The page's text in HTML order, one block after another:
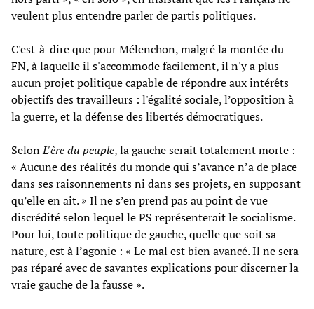
veulent plus entendre parler de partis politiques.
C'est-à-dire que pour Mélenchon, malgré la montée du
FN, à laquelle il s'accommode facilement, il n'y a plus
aucun projet politique capable de répondre aux intérêts
objectifs des travailleurs : l'égalité sociale, l’opposition à
la guerre, et la défense des libertés démocratiques.
SelonL'ère du peuple, la gauche serait totalement morte :
« Aucune des réalités du monde qui s’avance n’a de place
dans ses raisonnements ni dans ses projets, en supposant
qu’elle en ait. » Il ne s’en prend pas au point de vue
discrédité selon lequel le PS représenterait le socialisme.
Pour lui, toute politique de gauche, quelle que soit sa
nature, est à l’agonie : « Le mal est bien avancé. Il ne sera
pas réparé avec de savantes explications pour discerner la
vraie gauche de la fausse ».